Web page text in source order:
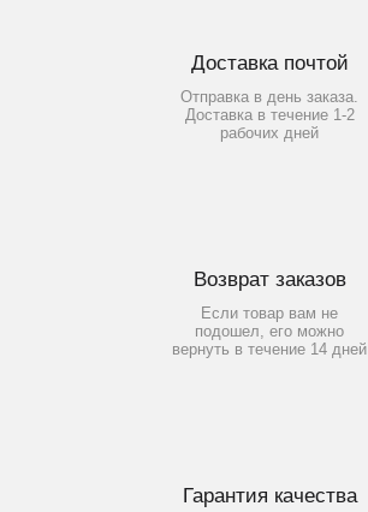
Доставка почтой
Отправка в день заказа.
Доставка в течение 1-2
рабочих дней
Возврат заказов
Если товар вам не
подошел, его можно
вернуть в течение 14 дней
Гарантия качества